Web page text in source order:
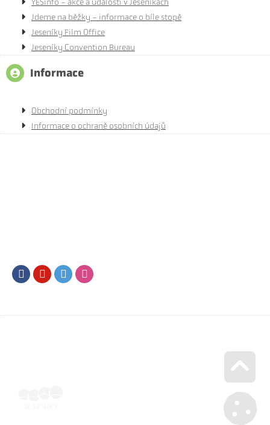
Jdeme na běžky - informace o bíle stopě
Jeseníky Film Office
Jeseníky Convention Bureau
Informace
Obchodní podmínky
Informace o ochraně osobních údajů
FacebookYoutubeTwitter
Go